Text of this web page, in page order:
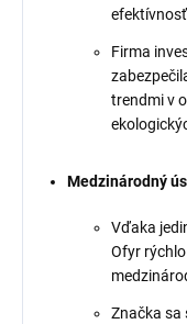
Firma
trendmi v
Medzinárodný
Vďaka
Ofyr
Značka sa